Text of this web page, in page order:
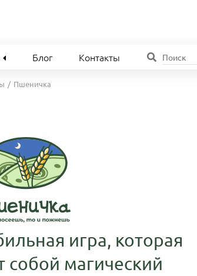
Блог Контакты
Пшеничка
игра, которая
собой магический